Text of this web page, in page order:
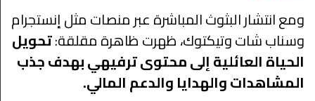
ومع انتشار البثوث المباشرة عبر منصات مثل إنستجرام
وسناب شات وتيكتوك، ظهرت ظاهرة مقلقة:تحويل
الحياة العائلية إلى محتوى ترفيهي بهدف جذب
المشاهدات والهدايا والدعم المالي.